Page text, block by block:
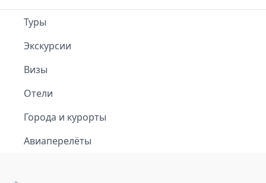
Туры
Экскурсии
Визы
Отели
Города и курорты
Авиаперелёты